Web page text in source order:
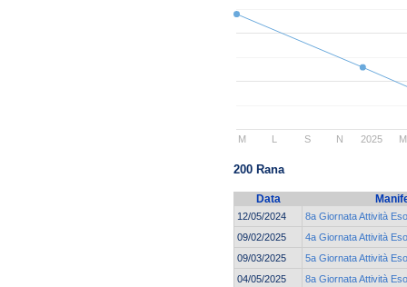
2025
M L S N M
200 Rana
Data
12/05/2024
8a Giornata Attività
09/02/2025
4a Giornata Attività
09/03/2025
5a Giornata Attività
04/05/2025
8a Giornata Attività